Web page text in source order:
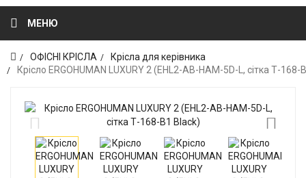
МЕНЮ
ОФІСНІ КРІСЛА
Крісла для керівника
Крісло ERGOHUMAN LUXURY 2 (EHL2-AB-HAM-5D-L, сітка Т-168-